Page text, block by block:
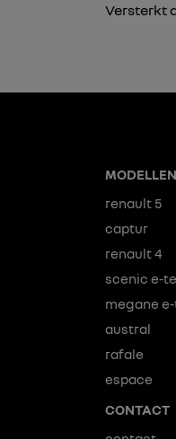
Versterkt
MODELLEN
renault 5
captur
renault 4
scenic e-
megane
austral
rafale
espace
CONTACT